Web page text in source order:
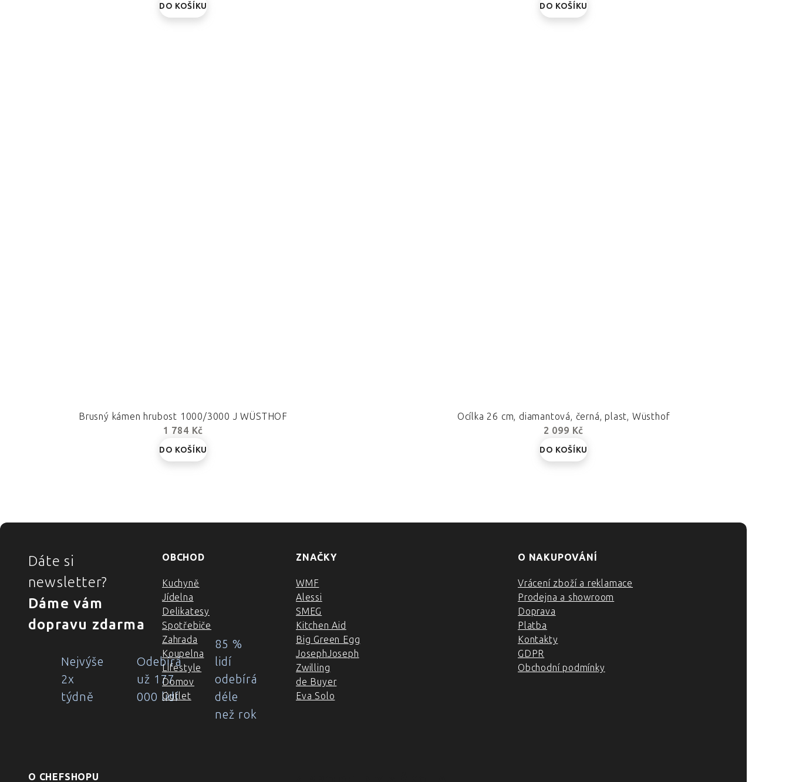
DO KOŠÍKU DO KOŠÍKU
Brusný kámen hrubost 1000/3000 J WÜSTHOF
1 784 Kč
DO KOŠÍKU
Ocílka 26 cm, diamantová, černá, plast, Wüsthof
2 099 Kč
DO KOŠÍKU
ZÁPATÍ
Dáte si
newsletter?
Dáme vám
dopravu zdarma
Nejvýše
2x
týdně
Odebírá
už 177
000 lidí
85 %
lidí
odebírá
déle
než rok
OBCHOD
Kuchyně
Jídelna
Delikatesy
Spotřebiče
Zahrada
Koupelna
Lifestyle
Domov
Outlet
ZNAČKY
WMF
Alessi
SMEG
Kitchen Aid
Big Green Egg
JosephJoseph
Zwilling
de Buyer
Eva Solo
O NAKUPOVÁNÍ
Vrácení zboží a reklamace
Prodejna a showroom
Doprava
Platba
Kontakty
GDPR
Obchodní podmínky
O CHEFSHOPU